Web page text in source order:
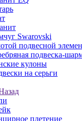
Swarovski
подвесной
подвеска-
кулоны
на серьги
плетение